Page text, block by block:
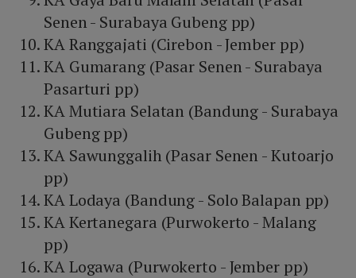
Senen - Surabaya Gubeng pp)
KA Ranggajati (Cirebon - Jember pp)
KA Gumarang (Pasar Senen - Surabaya
Pasarturi pp)
KA Mutiara Selatan (Bandung - Surabaya
Gubeng pp)
KA Sawunggalih (Pasar Senen - Kutoarjo
pp)
KA Lodaya (Bandung - Solo Balapan pp)
KA Kertanegara (Purwokerto - Malang
pp)
KA Logawa (Purwokerto - Jember pp)